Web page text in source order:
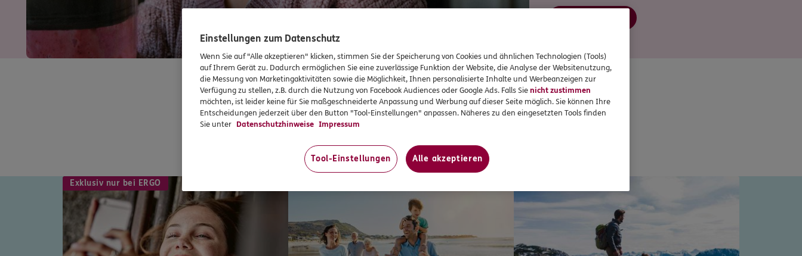
Versicherungen und Vorsorge
Unsere beliebtesten Produkte
Exklusiv nur bei ERGO
Einstellungen zum Datenschutz
Wenn Sie auf "Alle akzeptieren" klicken, stimmen Sie der Speicherung von Cookies und ähnlichen Technologien (Tools)
auf Ihrem Gerät zu. Dadurch ermöglichen Sie eine zuverlässige Funktion der Website, die Analyse der Websitenutzung,
die Messung von Marketingaktivitäten sowie die Möglichkeit, Ihnen personalisierte Inhalte und Werbeanzeigen zur
Verfügung zu stellen, z.B. durch die Nutzung von Facebook Audiences oder Google Ads. Falls Sienicht zustimmen
möchten, ist leider keine für Sie maßgeschneiderte Anpassung und Werbung auf dieser Seite möglich. Sie können Ihre
Entscheidungen jederzeit über den Button "Tool-Einstellungen" anpassen. Näheres zu den eingesetzten Tools finden
Sie unter Datenschutzhinweise Impressum
Tool-Einstellungen Alle akzeptieren